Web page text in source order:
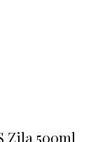
Zila 500ml